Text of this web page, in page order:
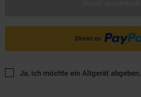
Ja, ich möchte ein Altgerät abgeben.